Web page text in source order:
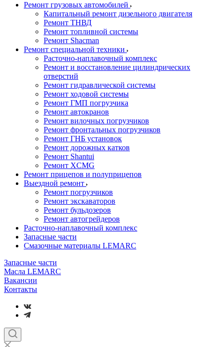
Ремонт грузовых автомобилей
Капитальный ремонт дизельного двигателя
Ремонт ТНВД
Ремонт топливной системы
Ремонт Shacman
Ремонт специальной техники
Расточно-наплавочный комплекс
Ремонт и восстановление цилиндрических
отверстий
Ремонт гидравлической системы
Ремонт ходовой системы
Ремонт ГМП погрузчика
Ремонт автокранов
Ремонт вилочных погрузчиков
Ремонт фронтальных погрузчиков
Ремонт ГНБ установок
Ремонт дорожных катков
Ремонт Shantui
Ремонт XCMG
Ремонт прицепов и полуприцепов
Выездной ремонт
Ремонт погрузчиков
Ремонт экскаваторов
Ремонт бульдозеров
Ремонт автогрейдеров
Расточно-наплавочный комплекс
Запасные части
Смазочные материалы LEMARC
Запасные части
Масла LEMARC
Вакансии
Контакты